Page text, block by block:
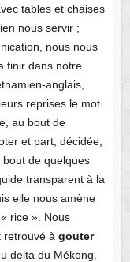
tables et chaises
nous servir ;
nous nous
finir dans notre
anglais,
reprises le mot
au bout de
et part, décidée,
de quelques
transparent à la
elle nous amène
rice ». Nous
retrouvé à gouter
delta du Mékong.